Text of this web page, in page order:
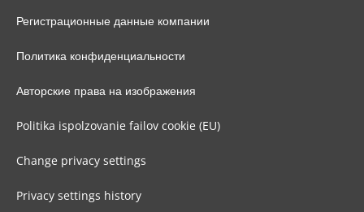
Регистрационные данные компании
Политика конфиденциальности
Авторские права на изображения
Politika ispolzovanie failov cookie (EU)
Change privacy settings
Privacy settings history